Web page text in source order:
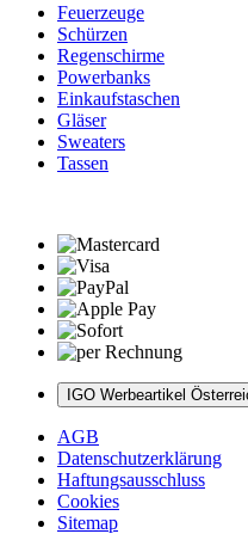
Feuerzeuge
Schürzen
Regenschirme
Powerbanks
Einkaufstaschen
Gläser
Sweaters
Tassen
IGO Werbeartikel
AGB
Datenschutzerklärung
Haftungsausschluss
Cookies
Sitemap